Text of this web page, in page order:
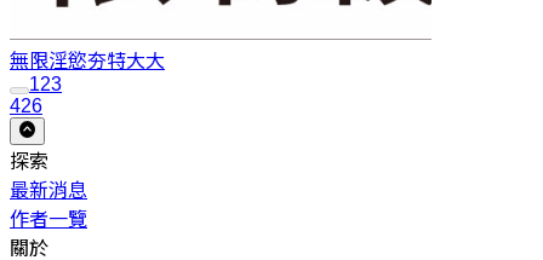
無限淫慾夯特大大
123
426
探索
最新消息
作者一覽
關於